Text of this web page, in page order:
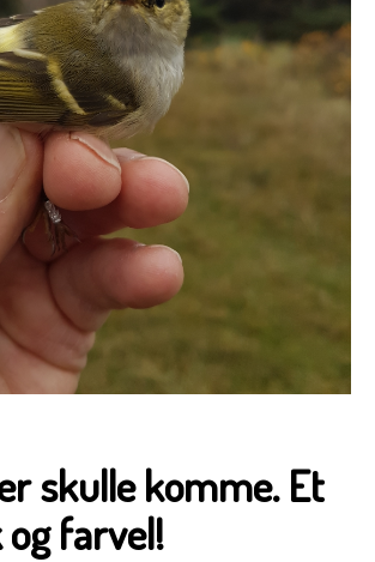
skulle komme. Et
farvel!